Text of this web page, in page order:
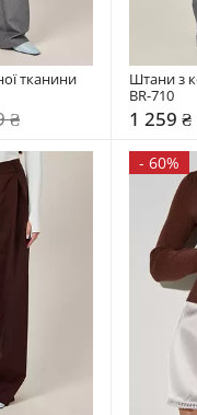
тканини
₴
Штани з
BR-710
1 259 ₴
- 60%